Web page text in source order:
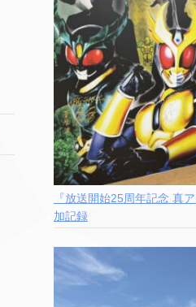
『放送開始25周年記念 真
加記録